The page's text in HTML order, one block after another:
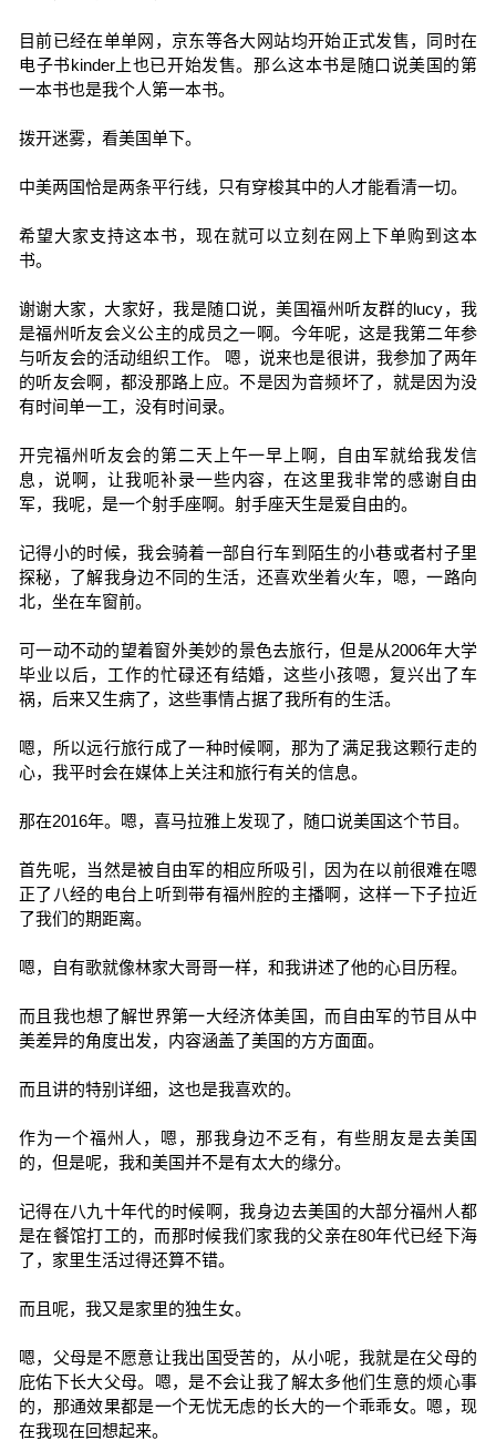
目前已经在单单网，京东等各大网站均开始正式发售，同时在
电子书kinder上也已开始发售。那么这本书是随口说美国的第
一本书也是我个人第一本书。
拨开迷雾，看美国单下。
中美两国恰是两条平行线，只有穿梭其中的人才能看清一切。
希望大家支持这本书，现在就可以立刻在网上下单购到这本
书。
谢谢大家，大家好，我是随口说，美国福州听友群的lucy，我
是福州听友会义公主的成员之一啊。今年呢，这是我第二年参
与听友会的活动组织工作。 嗯，说来也是很讲，我参加了两年
的听友会啊，都没那路上应。不是因为音频坏了，就是因为没
有时间单一工，没有时间录。
开完福州听友会的第二天上午一早上啊，自由军就给我发信
息，说啊，让我呃补录一些内容，在这里我非常的感谢自由
军，我呢，是一个射手座啊。射手座天生是爱自由的。
记得小的时候，我会骑着一部自行车到陌生的小巷或者村子里
探秘，了解我身边不同的生活，还喜欢坐着火车，嗯，一路向
北，坐在车窗前。
可一动不动的望着窗外美妙的景色去旅行，但是从2006年大学
毕业以后，工作的忙碌还有结婚，这些小孩嗯，复兴出了车
祸，后来又生病了，这些事情占据了我所有的生活。
嗯，所以远行旅行成了一种时候啊，那为了满足我这颗行走的
心，我平时会在媒体上关注和旅行有关的信息。
那在2016年。嗯，喜马拉雅上发现了，随口说美国这个节目。
首先呢，当然是被自由军的相应所吸引，因为在以前很难在嗯
正了八经的电台上听到带有福州腔的主播啊，这样一下子拉近
了我们的期距离。
嗯，自有歌就像林家大哥哥一样，和我讲述了他的心目历程。
而且我也想了解世界第一大经济体美国，而自由军的节目从中
美差异的角度出发，内容涵盖了美国的方方面面。
而且讲的特别详细，这也是我喜欢的。
作为一个福州人，嗯，那我身边不乏有，有些朋友是去美国
的，但是呢，我和美国并不是有太大的缘分。
记得在八九十年代的时候啊，我身边去美国的大部分福州人都
是在餐馆打工的，而那时候我们家我的父亲在80年代已经下海
了，家里生活过得还算不错。
而且呢，我又是家里的独生女。
嗯，父母是不愿意让我出国受苦的，从小呢，我就是在父母的
庇佑下长大父母。嗯，是不会让我了解太多他们生意的烦心事
的，那通效果都是一个无忧无虑的长大的一个乖乖女。嗯，现
在我现在回想起来。